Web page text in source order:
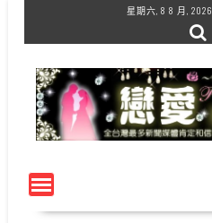
content
星期六, 8 8 月, 2026